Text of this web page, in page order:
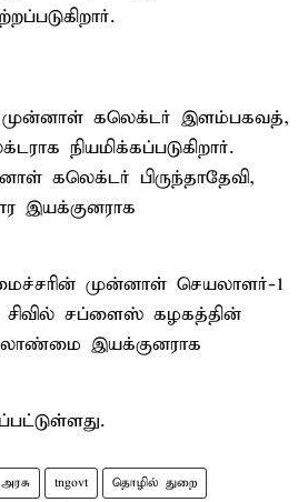
முன்னாள் கலெக்டர் இளம்பகவத்,
நியமிக்கப்படுகிறார்.
கலெக்டர் பிருந்தாதேவி,
இயக்குனராக
முன்னாள் செயலாளர்-1
சிவில் சப்ளைஸ் கழகத்தின்
இயக்குனராக
tngovt தொழில் துறை